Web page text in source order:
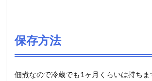
保存方法
佃煮なので冷蔵でも1ヶ月くらいは持ち